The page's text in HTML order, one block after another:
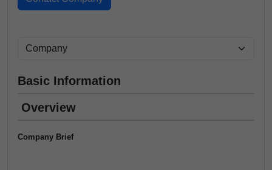
Basic Information
Overview
Company Brief